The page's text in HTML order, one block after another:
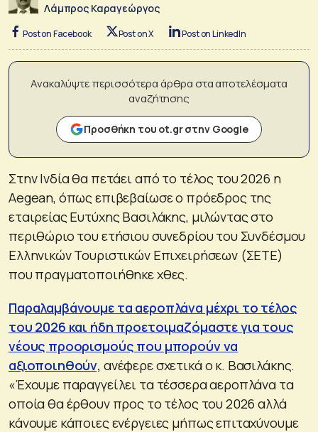
Λάμπρος Καραγεώργος
Post on Facebook Post on X Post on LinkedIn
Ανακαλύψτε περισσότερα άρθρα στα αποτελέσματα
αναζήτησης
Προσθήκη του ot.gr στην Google
Στην Ινδία θα πετάει από το τέλος του 2026 η
Aegean, όπως επιβεβαίωσε ο πρόεδρος της
εταιρείας Ευτύχης Βασιλάκης, μιλώντας στο
περιθώριο του ετήσιου συνεδρίου του Συνδέσμου
Ελληνικών Τουριστικών Επιχειρήσεων (ΣΕΤΕ)
που πραγματοποιήθηκε χθες.
Παραλαμβάνουμε τα αεροπλάνα μέχρι το τέλος
του 2026 και ήδη προετοιμαζόμαστε για τους
νέους προορισμούς που μπορούν να
αξιοποιηθούν, ανέφερε σχετικά ο κ. Βασιλάκης.
«Έχουμε παραγγείλει τα τέσσερα αεροπλάνα τα
οποία θα έρθουν προς το τέλος του 2026 αλλά
κάνουμε κάποιες ενέργειες μήπως επιταχύνουμε